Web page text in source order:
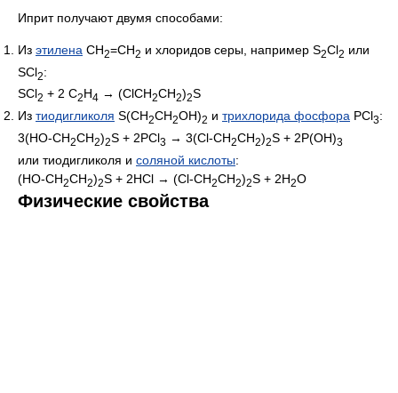
Иприт получают двумя способами:
Из этилена CH2=CH2 и хлоридов серы, например S2Cl2 или
SCl2:
SCl2 + 2 C2H4 → (ClCH2CH2)2S
Из тиодигликоля S(CH2CH2OH)2 и трихлорида фосфора PCl3:
3(HO-CH2CH2)2S + 2PCl3 → 3(Cl-CH2CH2)2S + 2P(OH)3
или тиодигликоля и соляной кислоты:
(HO-CH2CH2)2S + 2HCl → (Cl-CH2CH2)2S + 2H2O
Физические свойства